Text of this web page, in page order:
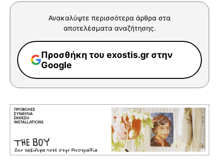
Ανακαλύψτε περισσότερα άρθρα στα
αποτελέσματα αναζήτησης.
Προσθήκη του exostis.gr στην
Google